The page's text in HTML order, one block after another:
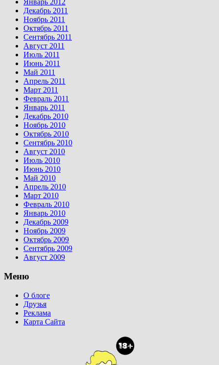
Январь 2012
Декабрь 2011
Ноябрь 2011
Октябрь 2011
Сентябрь 2011
Август 2011
Июль 2011
Июнь 2011
Май 2011
Апрель 2011
Март 2011
Февраль 2011
Январь 2011
Декабрь 2010
Ноябрь 2010
Октябрь 2010
Сентябрь 2010
Август 2010
Июль 2010
Июнь 2010
Май 2010
Апрель 2010
Март 2010
Февраль 2010
Январь 2010
Декабрь 2009
Ноябрь 2009
Октябрь 2009
Сентябрь 2009
Август 2009
Меню
О блоге
Друзья
Реклама
Карта Сайта